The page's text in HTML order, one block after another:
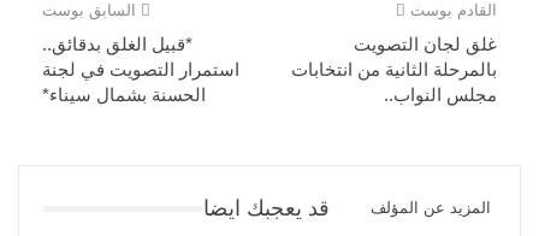
السابق بوست
*قبيل الغلق بدقائق..
استمرار التصويت في لجنة
الحسنة بشمال سيناء*
القادم بوست
غلق لجان التصويت
بالمرحلة الثانية من انتخابات
مجلس النواب..
قد يعجبك ايضا المزيد عن المؤلف